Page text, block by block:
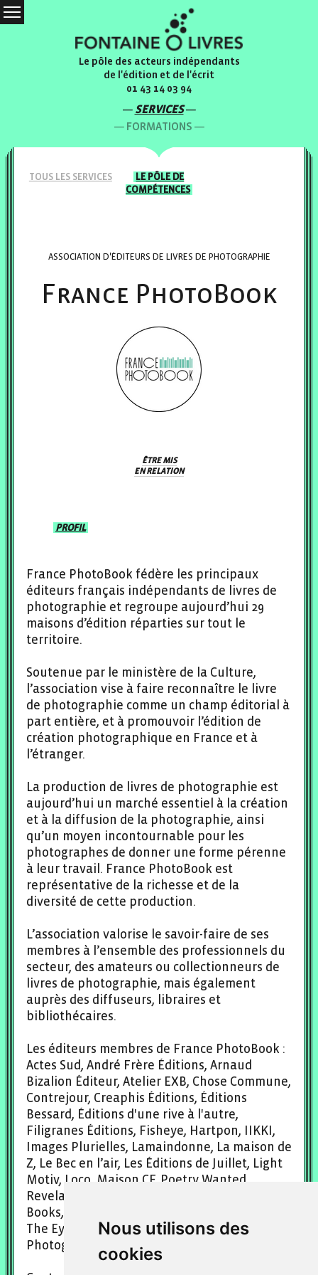
Nous utilisons des
cookies
Le pôle des acteurs indépendants
de l'édition et de l'écrit
01 43 14 03 94
SERVICES
FORMATIONS
TOUS LES SERVICES LE PÔLEDE
COMPÉTENCES
ASSOCIATION D'ÉDITEURS DE LIVRES DE PHOTOGRAPHIE
France PhotoBook
ÊTRE MIS
EN RELATION
PROFIL
France PhotoBook fédère les principaux
éditeurs français indépendants de livres de
photographie et regroupe aujourd’hui 29
maisons d’édition réparties sur tout le
territoire.
Soutenue par le ministère de la Culture,
l’association vise à faire reconnaître le livre
de photographie comme un champ éditorial à
part entière, et à promouvoir l’édition de
création photographique en France et à
l’étranger.
La production de livres de photographie est
aujourd’hui un marché essentiel à la création
et à la diffusion de la photographie, ainsi
qu’un moyen incontournable pour les
photographes de donner une forme pérenne
à leur travail. France PhotoBook est
représentative de la richesse et de la
diversité de cette production.
L’association valorise le savoir-faire de ses
membres à l’ensemble des professionnels du
secteur, des amateurs ou collectionneurs de
livres de photographie, mais également
auprès des diffuseurs, libraires et
bibliothécaires.
Les éditeurs membres de France PhotoBook :
Actes Sud, André Frère Éditions, Arnaud
Bizalion Éditeur, Atelier EXB, Chose Commune,
Contrejour, Creaphis Éditions, Éditions
Bessard, Éditions d'une rive à l'autre,
Filigranes Éditions, Fisheye, Hartpon, IIKKI,
Images Plurielles, Lamaindonne, La maison de
Z, Le Bec en l’air, Les Éditions de Juillet, Light
Motiv, Loco, Maison CF, Poetry Wanted,
Revelatœr Editions, Rue du Bouquet, RVB
Books, Sun/Sun, Éditions Sur la Crête, Textuel,
The Eyes Publishing, The(M) Éditions, Trans
Photographic Press.